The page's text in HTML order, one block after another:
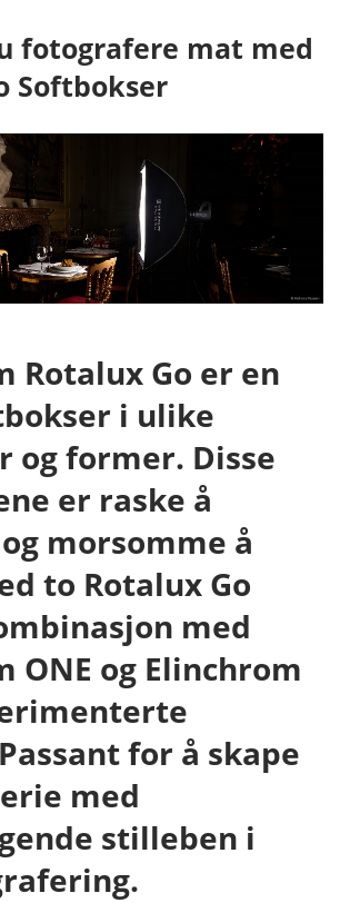
fotografere mat med
Softbokser
Rotalux Go er en
i ulike
og former. Disse
er raske å
morsomme å
to Rotalux Go
med
ONE og Elinchrom
for å skape
med
stilleben i